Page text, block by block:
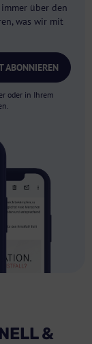
über den
was wir mit
ABONNIEREN
oder in Ihrem
&